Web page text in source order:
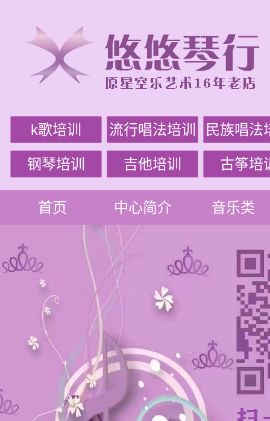
k歌培训 流行唱法培训 民族唱法
钢琴培训 吉他培训 古筝培
首页 中心简介 音乐类